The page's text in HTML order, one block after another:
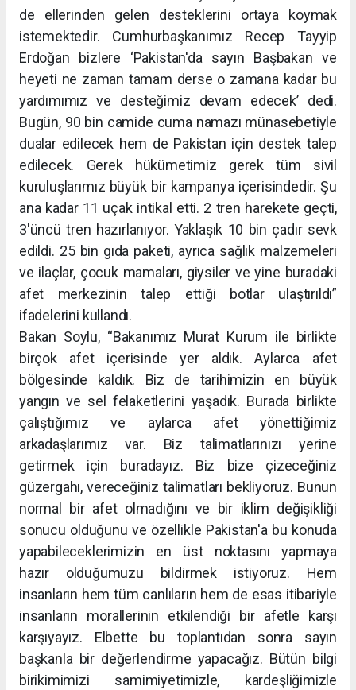
de ellerinden gelen desteklerini ortaya koymak
istemektedir. Cumhurbaşkanımız Recep Tayyip
Erdoğan bizlere ‘Pakistan'da sayın Başbakan ve
heyeti ne zaman tamam derse o zamana kadar bu
yardımımız ve desteğimiz devam edecek’ dedi.
Bugün, 90 bin camide cuma namazı münasebetiyle
dualar edilecek hem de Pakistan için destek talep
edilecek. Gerek hükümetimiz gerek tüm sivil
kuruluşlarımız büyük bir kampanya içerisindedir. Şu
ana kadar 11 uçak intikal etti. 2 tren harekete geçti,
3'üncü tren hazırlanıyor. Yaklaşık 10 bin çadır sevk
edildi. 25 bin gıda paketi, ayrıca sağlık malzemeleri
ve ilaçlar, çocuk mamaları, giysiler ve yine buradaki
afet merkezinin talep ettiği botlar ulaştırıldı”
ifadelerini kullandı.
Bakan Soylu, “Bakanımız Murat Kurum ile birlikte
birçok afet içerisinde yer aldık. Aylarca afet
bölgesinde kaldık. Biz de tarihimizin en büyük
yangın ve sel felaketlerini yaşadık. Burada birlikte
çalıştığımız ve aylarca afet yönettiğimiz
arkadaşlarımız var. Biz talimatlarınızı yerine
getirmek için buradayız. Biz bize çizeceğiniz
güzergahı, vereceğiniz talimatları bekliyoruz. Bunun
normal bir afet olmadığını ve bir iklim değişikliği
sonucu olduğunu ve özellikle Pakistan'a bu konuda
yapabileceklerimizin en üst noktasını yapmaya
hazır olduğumuzu bildirmek istiyoruz. Hem
insanların hem tüm canlıların hem de esas itibariyle
insanların morallerinin etkilendiği bir afetle karşı
karşıyayız. Elbette bu toplantıdan sonra sayın
başkanla bir değerlendirme yapacağız. Bütün bilgi
birikimimizi samimiyetimizle, kardeşliğimizle